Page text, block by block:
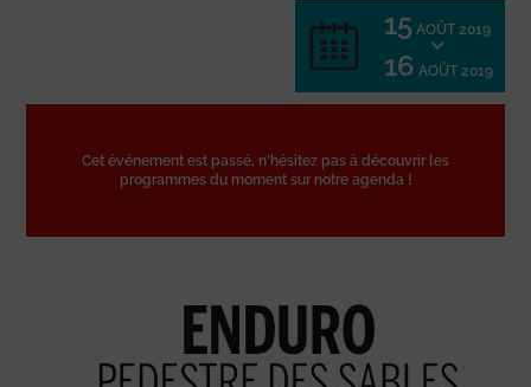
15 AOÛT 2019
16 AOÛT 2019
Cet événement est passé, n'hésitez pas à découvrir les
programmes du moment sur notre agenda !